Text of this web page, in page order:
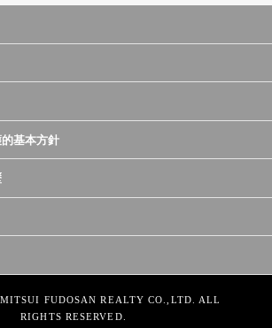
基本方針
FUDOSAN REALTY CO.,LTD. ALL
RIGHTS RESERVED.